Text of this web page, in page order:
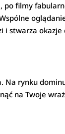
filmy
stwarza
Na rynku
na Twoje